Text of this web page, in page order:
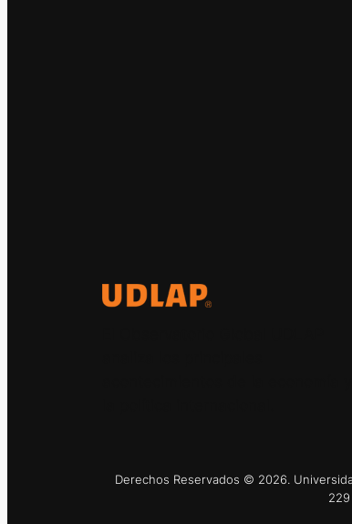
Derechos Reservados © 2026.